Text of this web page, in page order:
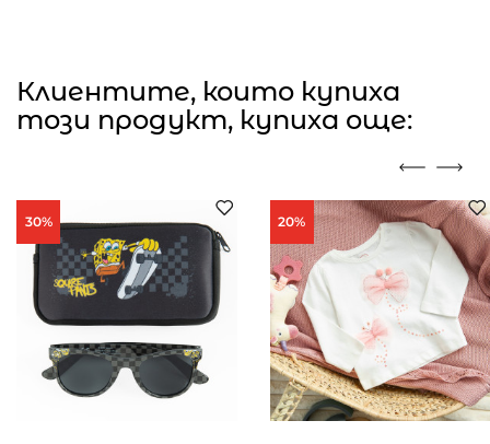
Клиентите, които купиха
този продукт, купиха още:
30% 20%